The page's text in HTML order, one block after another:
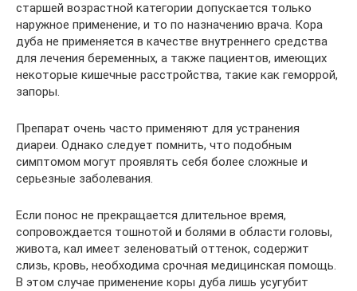
старшей возрастной категории допускается только
наружное применение, и то по назначению врача. Кора
дуба не применяется в качестве внутреннего средства
для лечения беременных, а также пациентов, имеющих
некоторые кишечные расстройства, такие как геморрой,
запоры.
Препарат очень часто применяют для устранения
диареи. Однако следует помнить, что подобным
симптомом могут проявлять себя более сложные и
серьезные заболевания.
Если понос не прекращается длительное время,
сопровождается тошнотой и болями в области головы,
живота, кал имеет зеленоватый оттенок, содержит
слизь, кровь, необходима срочная медицинская помощь.
В этом случае применение коры дуба лишь усугубит